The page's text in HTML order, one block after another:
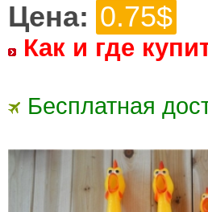
Цена: 0.75$
Как и где
Бесплатная